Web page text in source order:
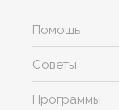
Помощь
Советы
Программы